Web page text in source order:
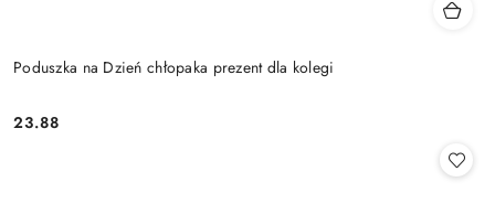
Poduszka na Dzień chłopaka prezent dla kolegi
Cena:
23.88